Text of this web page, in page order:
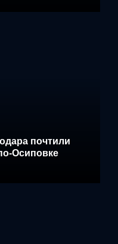
почтили
Осиповке